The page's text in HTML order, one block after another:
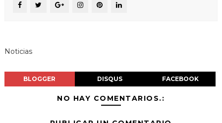
Noticias
BLOGGER DISQUS FACEBOOK
NO HAY COMENTARIOS.: